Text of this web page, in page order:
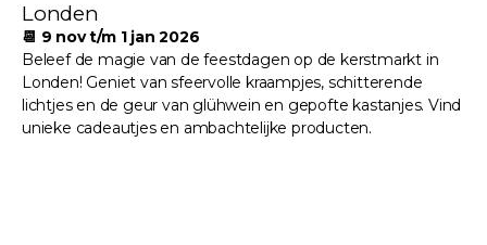
Londen
📆 9 nov t/m 1 jan 2026
Beleef de magie van de feestdagen op de kerstmarkt in
Londen! Geniet van sfeervolle kraampjes, schitterende
lichtjes en de geur van glühwein en gepofte kastanjes. Vind
unieke cadeautjes en ambachtelijke producten.